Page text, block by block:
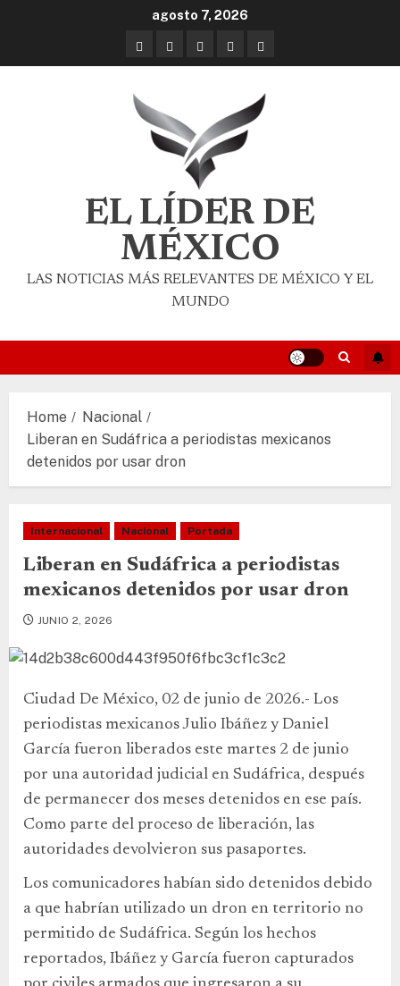
agosto 7, 2026
EL LÍDER DE
MÉXICO
LAS NOTICIAS MÁS RELEVANTES DE MÉXICO Y EL
MUNDO
Home
Nacional
Liberan en Sudáfrica a periodistas mexicanos
detenidos por usar dron
Internacional Nacional Portada
Liberan en Sudáfrica a periodistas
mexicanos detenidos por usar dron
JUNIO 2, 2026
Ciudad De México, 02 de junio de 2026.- Los
periodistas mexicanos Julio Ibáñez y Daniel
García fueron liberados este martes 2 de junio
por una autoridad judicial en Sudáfrica, después
de permanecer dos meses detenidos en ese país.
Como parte del proceso de liberación, las
autoridades devolvieron sus pasaportes.
Los comunicadores habían sido detenidos debido
a que habrían utilizado un dron en territorio no
permitido de Sudáfrica. Según los hechos
reportados, Ibáñez y García fueron capturados